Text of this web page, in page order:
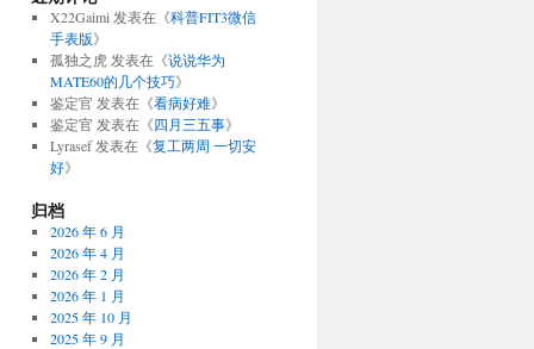
X22Gaimi 发表在《科普FIT3微信
手表版》
孤独之虎 发表在《说说华为
MATE60的几个技巧》
鉴定官 发表在《看病好难》
鉴定官 发表在《四月三五事》
Lyrasef发表在《复工两周 一切安
好》
归档
2026 年 6 月
2026 年 4 月
2026 年 2 月
2026 年 1 月
2025 年 10 月
2025 年 9 月